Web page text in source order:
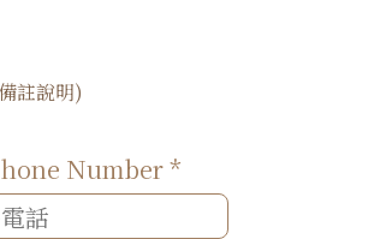
註說明)
Number*